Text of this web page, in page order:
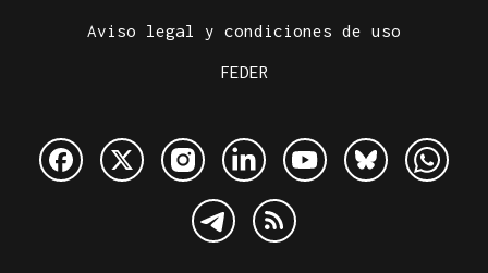
Aviso legal y condiciones de uso
FEDER